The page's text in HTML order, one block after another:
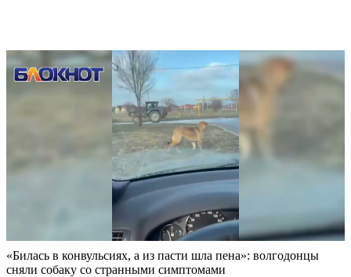
«Билась в конвульсиях, а из пасти шла пена»: волгодонцы
сняли собаку со странными симптомами